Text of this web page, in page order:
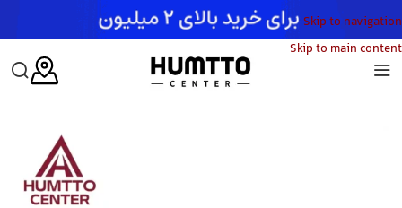
Skip to navigation
Skip to main content
کفش پیاده‌روی زنانه هامتو